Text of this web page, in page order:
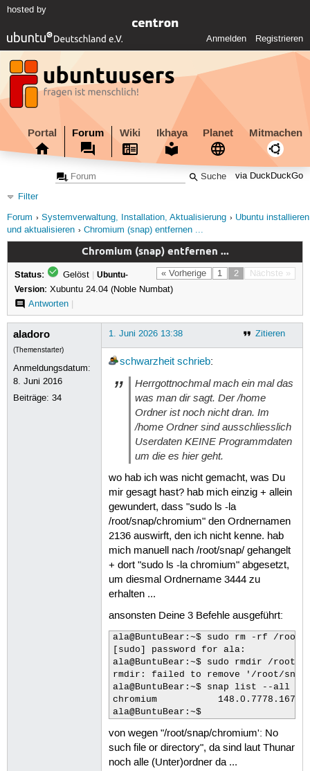
hosted by
Anmelden Registrieren
Portal Forum Wiki Ikhaya Planet Mitmachen
via DuckDuckGo
Filter
Forum
Systemverwaltung, Installation, Aktualisierung
Ubuntu installieren
und aktualisieren
Chromium (snap) entfernen ...
Chromium (snap) entfernen ...
« Vorherige 1 2 Nächste »
Status: Gelöst | Ubuntu-
Version: Xubuntu 24.04 (Noble Numbat)
Antworten|
aladoro
(Themenstarter)
Anmeldungsdatum:
8. Juni 2016
Beiträge:34
Zitieren
1. Juni 2026 13:38
schwarzheit schrieb:
Herrgottnochmal mach ein mal das
was man dir sagt. Der /home
Ordner ist noch nicht dran. Im
/home Ordner sind ausschliesslich
Userdaten KEINE Programmdaten
um die es hier geht.
wo hab ich was nicht gemacht, was Du
mir gesagt hast? hab mich einzig + allein
gewundert, dass "sudo ls -la
/root/snap/chromium" den Ordnernamen
2136 auswirft, den ich nicht kenne. hab
mich manuell nach /root/snap/ gehangelt
+ dort "sudo ls -la chromium" abgesetzt,
um diesmal Ordnername 3444 zu
erhalten ...
ansonsten Deine 3 Befehle ausgeführt:
ala@BuntuBear:~$ sudo rm -rf /root/
[sudo] password for ala:
ala@BuntuBear:~$ sudo rmdir /root/
rmdir: failed to remove '/root/
ala@BuntuBear:~$ snap list --all |
chromium
ala@BuntuBear:~$
von wegen "/root/snap/chromium': No
such file or directory", da sind laut Thunar
noch alle (Unter)ordner da ...